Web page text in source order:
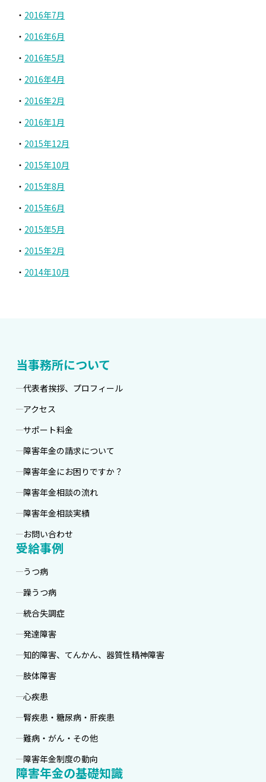
2016年7月
2016年6月
2016年5月
2016年4月
2016年2月
2016年1月
2015年12月
2015年10月
2015年8月
2015年6月
2015年5月
2015年2月
2014年10月
当事務所について
代表者挨拶、プロフィール
アクセス
サポート料金
障害年金の請求について
障害年金にお困りですか？
障害年金相談の流れ
障害年金相談実績
お問い合わせ
受給事例
うつ病
躁うつ病
統合失調症
発達障害
知的障害、てんかん、器質性精神障害
肢体障害
心疾患
腎疾患・糖尿病・肝疾患
難病・がん・その他
障害年金制度の動向
障害年金の基礎知識